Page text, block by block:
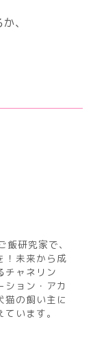
、
研究家で、
！未来から成
チャネリン
ション・アカ
猫の飼い主に
います。